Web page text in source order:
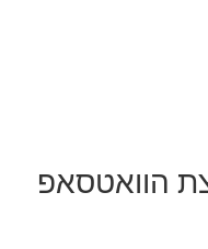
הוואטסאפ